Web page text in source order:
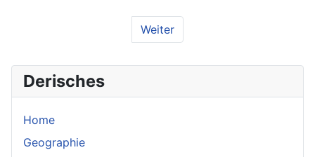
Derisches
Home
Geographie
Weiter